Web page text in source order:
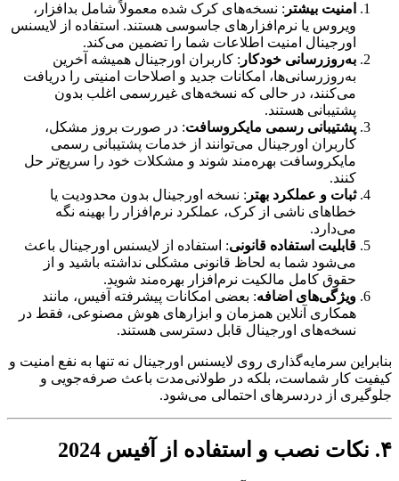
امنیت بیشتر : نسخه‌های کرک شده معمولاً شامل بدافزار،
ویروس یا نرم‌افزارهای جاسوسی هستند. استفاده از لایسنس
اورجینال امنیت اطلاعات شما را تضمین می‌کند.
به‌روزرسانی خودکار : کاربران اورجینال همیشه آخرین
به‌روزرسانی‌ها، امکانات جدید و اصلاحات امنیتی را دریافت
می‌کنند، در حالی که نسخه‌های غیررسمی اغلب بدون
پشتیبانی هستند.
پشتیبانی رسمی مایکروسافت: در صورت بروز مشکل،
کاربران اورجینال می‌توانند از خدمات پشتیبانی رسمی
مایکروسافت بهره‌مند شوند و مشکلات خود را سریع‌تر حل
کنند.
ثبات و عملکرد بهتر : نسخه اورجینال بدون محدودیت یا
خطاهای ناشی از کرک، عملکرد نرم‌افزار را بهینه نگه
می‌دارد.
قابلیت استفاده قانونی: استفاده از لایسنس اورجینال باعث
می‌شود شما به لحاظ قانونی مشکلی نداشته باشید و از
حقوق کامل مالکیت نرم‌افزار بهره‌مند شوید.
ویژگی‌های اضافه: بعضی امکانات پیشرفته آفیس، مانند
همکاری آنلاین همزمان و ابزارهای هوش مصنوعی، فقط در
نسخه‌های اورجینال قابل دسترسی هستند.
بنابراین سرمایه‌گذاری روی لایسنس اورجینال نه تنها به نفع امنیت و
کیفیت کار شماست، بلکه در طولانی‌مدت باعث صرفه‌جویی و
جلوگیری از دردسرهای احتمالی می‌شود.
۴. نکات نصب و استفاده از آفیس 2024